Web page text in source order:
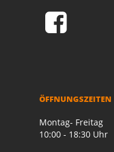
ÖFFNUNGSZEITEN
Montag- Freitag
10:00 - 18:30 Uhr